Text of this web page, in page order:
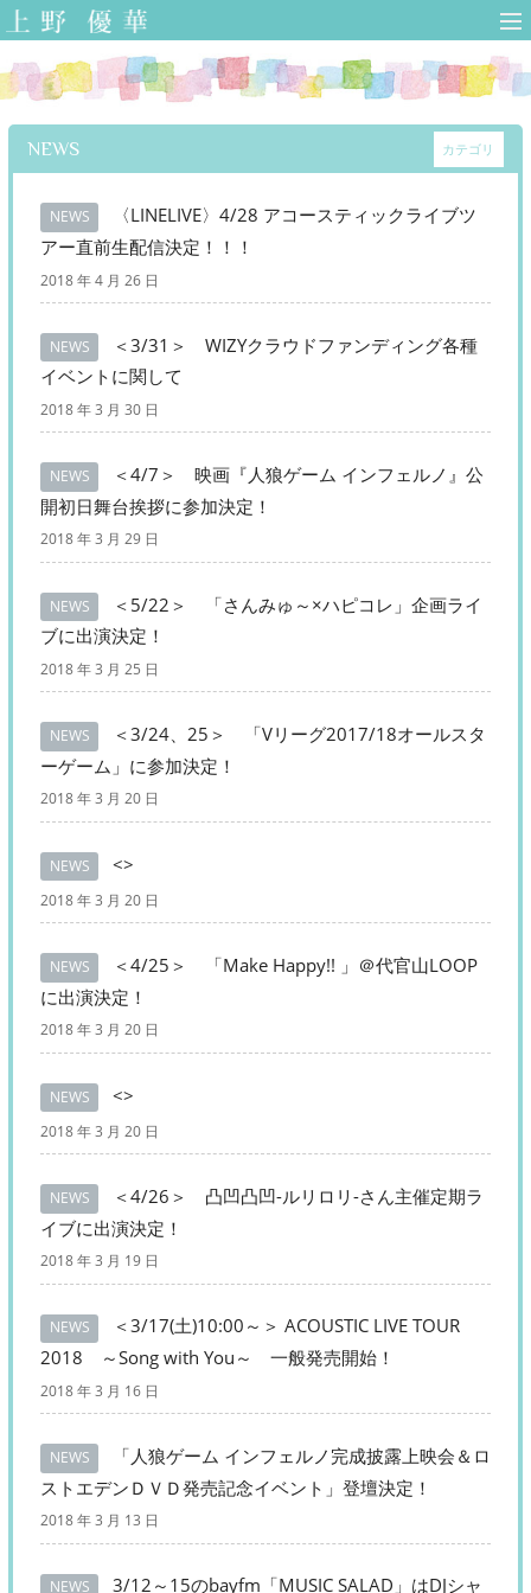
上野優華 オフィ
シャルサイト-
Yuuka Ueno
Official Web Site-
NEWS カテゴリ
NEWS
〈LINELIVE〉4/28 アコースティックライブツ
アー直前生配信決定！！！
2018 年 4 月 26 日
NEWS
＜3/31＞ WIZYクラウドファンディング各種
イベントに関して
2018 年 3 月 30 日
NEWS
＜4/7＞ 映画『人狼ゲーム インフェルノ』公
開初日舞台挨拶に参加決定！
2018 年 3 月 29 日
NEWS
＜5/22＞ 「さんみゅ～×ハピコレ」企画ライ
ブに出演決定！
2018 年 3 月 25 日
NEWS
＜3/24、25＞ 「Vリーグ2017/18オールスタ
ーゲーム」に参加決定！
2018 年 3 月 20 日
NEWS <>
2018 年 3 月 20 日
NEWS
＜4/25＞ 「Make Happy!! 」＠代官山LOOP
に出演決定！
2018 年 3 月 20 日
NEWS <>
2018 年 3 月 20 日
NEWS
＜4/26＞ 凸凹凸凹-ルリロリ-さん主催定期ラ
イブに出演決定！
2018 年 3 月 19 日
NEWS
＜3/17(土)10:00～＞ ACOUSTIC LIVE TOUR
2018 ～Song with You～ 一般発売開始！
2018 年 3 月 16 日
NEWS
「人狼ゲーム インフェルノ完成披露上映会＆ロ
ストエデンＤＶＤ発売記念イベント」登壇決定！
2018 年 3 月 13 日
NEWS 3/12～15のbayfm「MUSIC SALAD」はDJシャ